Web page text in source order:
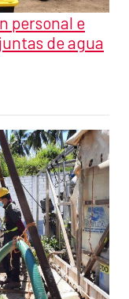
personal e
de agua